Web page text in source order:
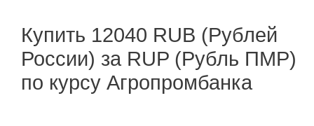
Купить 12040 RUB (Рублей
России) за RUP (Рубль ПМР)
по курсу Агропромбанка